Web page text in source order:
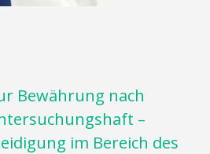
Bewährung nach
–
im Bereich des